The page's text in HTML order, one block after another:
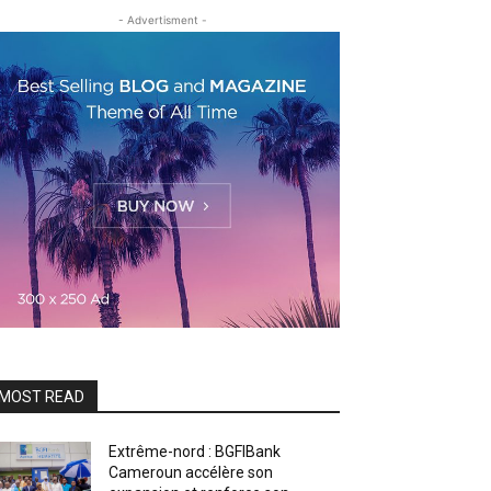
- Advertisment -
READ
Extrême-nord : BGFIBank
Cameroun accélère son